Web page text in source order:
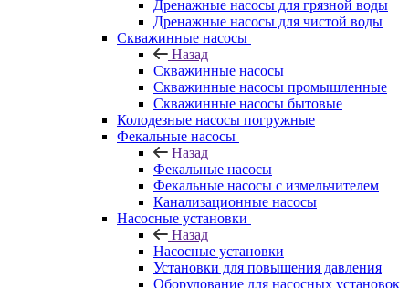
Дренажные насосы для грязной воды
Дренажные насосы для чистой воды
Скважинные насосы
Назад
Скважинные насосы
Скважинные насосы промышленные
Скважинные насосы бытовые
Колодезные насосы погружные
Фекальные насосы
Назад
Фекальные насосы
Фекальные насосы с измельчителем
Канализационные насосы
Насосные установки
Назад
Насосные установки
Установки для повышения давления
Оборудование для насосных установок